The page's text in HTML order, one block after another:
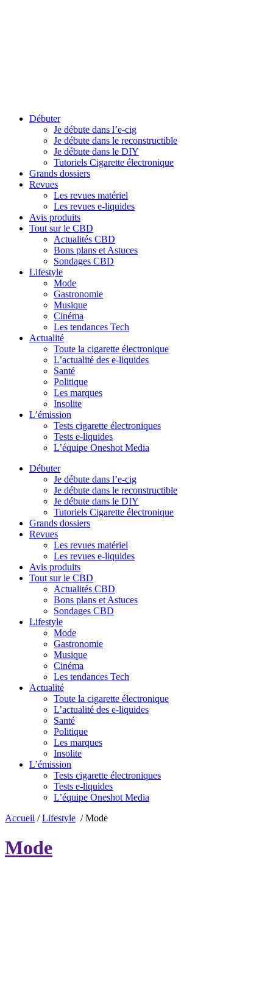
Débuter
Je débute dans l’e-cig
Je débute dans le reconstructible
Je débute dans le DIY
Tutoriels Cigarette électronique
Grands dossiers
Revues
Les revues matériel
Les revues e-liquides
Avis produits
Tout sur le CBD
Actualités CBD
Bons plans et Astuces
Sondages CBD
Lifestyle
Mode
Gastronomie
Musique
Cinéma
Les tendances Tech
Actualité
Toute la cigarette électronique
L’actualité des e-liquides
Santé
Politique
Les marques
Insolite
L’émission
Tests cigarette électroniques
Tests e-liquides
L’équipe Oneshot Media
Débuter
Je débute dans l’e-cig
Je débute dans le reconstructible
Je débute dans le DIY
Tutoriels Cigarette électronique
Grands dossiers
Revues
Les revues matériel
Les revues e-liquides
Avis produits
Tout sur le CBD
Actualités CBD
Bons plans et Astuces
Sondages CBD
Lifestyle
Mode
Gastronomie
Musique
Cinéma
Les tendances Tech
Actualité
Toute la cigarette électronique
L’actualité des e-liquides
Santé
Politique
Les marques
Insolite
L’émission
Tests cigarette électroniques
Tests e-liquides
L’équipe Oneshot Media
Accueil /Lifestyle /Mode
Mode